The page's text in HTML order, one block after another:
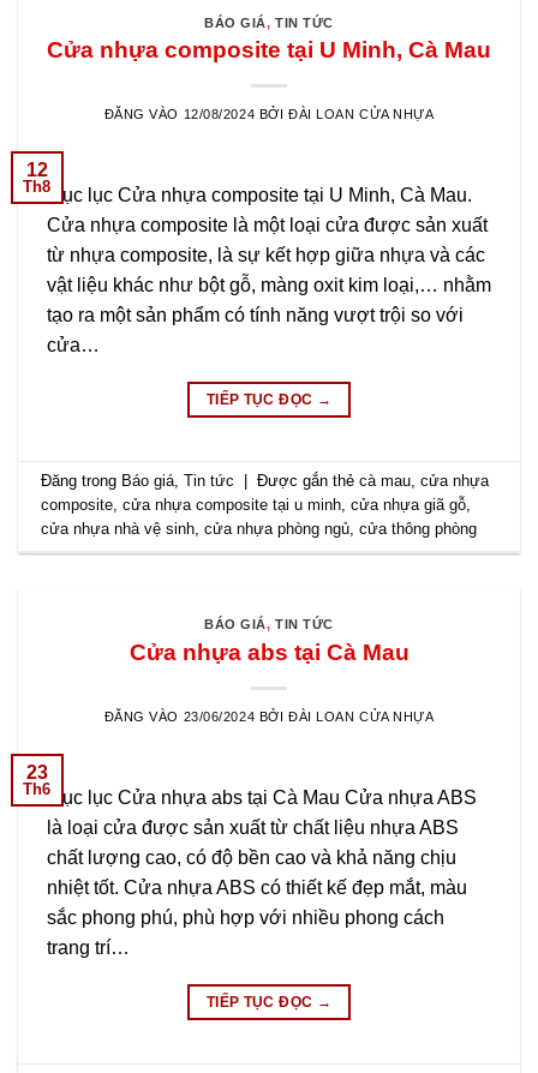
BÁO GIÁ,TIN TỨC
Cửa nhựa composite tại U Minh, Cà Mau
ĐĂNG VÀO 12/08/2024 BỞI ĐÀI LOAN CỬA NHỰA
12
Th8Mục lục Cửa nhựa composite tại U Minh, Cà Mau.
Cửa nhựa composite là một loại cửa được sản xuất
từ nhựa composite, là sự kết hợp giữa nhựa và các
vật liệu khác như bột gỗ, màng oxit kim loại,… nhằm
tạo ra một sản phẩm có tính năng vượt trội so với
cửa…
TIẾP TỤC ĐỌC →
Đăng trong Báo giá,Tin tức Được gắn thẻcà mau,cửa nhựa
composite,cửa nhựa composite tại u minh,cửa nhựa giã gỗ,
cửa nhựa nhà vệ sinh,cửa nhựa phòng ngủ,cửa thông phòng
BÁO GIÁ,TIN TỨC
Cửa nhựa abs tại Cà Mau
ĐĂNG VÀO 23/06/2024 BỞI ĐÀI LOAN CỬA NHỰA
23
Th6Mục lục Cửa nhựa abs tại Cà Mau Cửa nhựa ABS
là loại cửa được sản xuất từ chất liệu nhựa ABS
chất lượng cao, có độ bền cao và khả năng chịu
nhiệt tốt. Cửa nhựa ABS có thiết kế đẹp mắt, màu
sắc phong phú, phù hợp với nhiều phong cách
trang trí…
TIẾP TỤC ĐỌC →